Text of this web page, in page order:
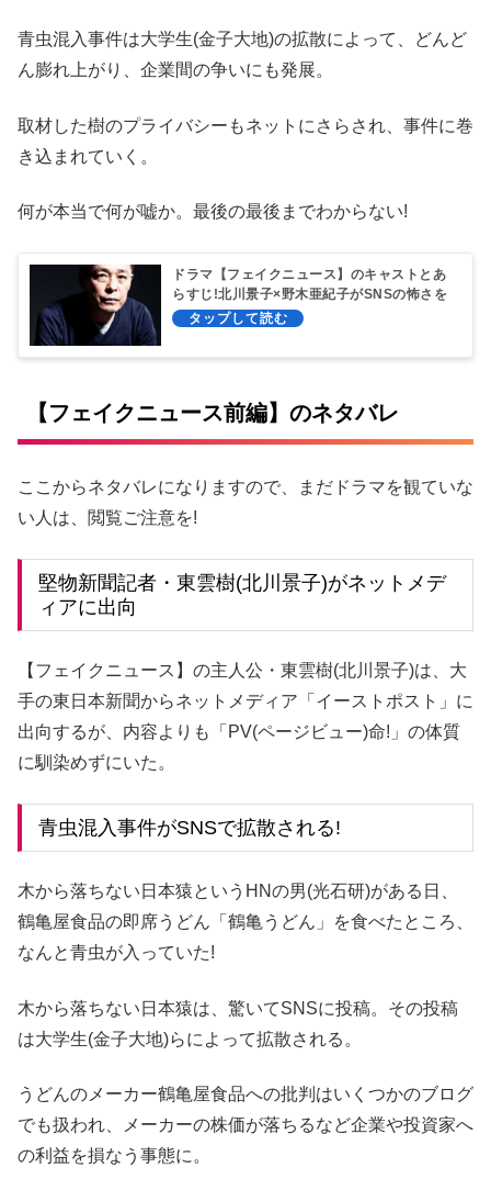
青虫混入事件は大学生(金子大地)の拡散によって、どんど
ん膨れ上がり、企業間の争いにも発展。
取材した樹のプライバシーもネットにさらされ、事件に巻
き込まれていく。
何が本当で何が嘘か。最後の最後までわからない!
ドラマ【フェイクニュース】のキャストとあ
らすじ!北川景子×野木亜紀子がSNSの怖さを
斬る
【フェイクニュース前編】のネタバレ
ここからネタバレになりますので、まだドラマを観ていな
い人は、閲覧ご注意を!
堅物新聞記者・東雲樹(北川景子)がネットメデ
ィアに出向
【フェイクニュース】の主人公・東雲樹(北川景子)は、大
手の東日本新聞からネットメディア「イーストポスト」に
出向するが、内容よりも「PV(ページビュー)命!」の体質
に馴染めずにいた。
青虫混入事件がSNSで拡散される!
木から落ちない日本猿というHNの男(光石研)がある日、
鶴亀屋食品の即席うどん「鶴亀うどん」を食べたところ、
なんと青虫が入っていた!
木から落ちない日本猿は、驚いてSNSに投稿。その投稿
は大学生(金子大地)らによって拡散される。
うどんのメーカー鶴亀屋食品への批判はいくつかのブログ
でも扱われ、メーカーの株価が落ちるなど企業や投資家へ
の利益を損なう事態に。